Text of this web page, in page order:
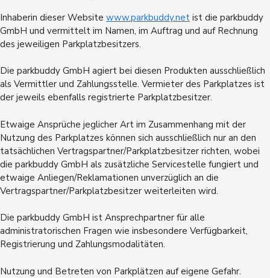
Inhaberin dieser Website www.parkbuddy.net ist die parkbuddy
GmbH und vermittelt im Namen, im Auftrag und auf Rechnung
des jeweiligen Parkplatzbesitzers.
Die parkbuddy GmbH agiert bei diesen Produkten ausschließlich
als Vermittler und Zahlungsstelle. Vermieter des Parkplatzes ist
der jeweils ebenfalls registrierte Parkplatzbesitzer.
Etwaige Ansprüche jeglicher Art im Zusammenhang mit der
Nutzung des Parkplatzes können sich ausschließlich nur an den
tatsächlichen Vertragspartner/Parkplatzbesitzer richten, wobei
die parkbuddy GmbH als zusätzliche Servicestelle fungiert und
etwaige Anliegen/Reklamationen unverzüglich an die
Vertragspartner/Parkplatzbesitzer weiterleiten wird.
Die parkbuddy GmbH ist Ansprechpartner für alle
administratorischen Fragen wie insbesondere Verfügbarkeit,
Registrierung und Zahlungsmodalitäten.
Nutzung und Betreten von Parkplätzen auf eigene Gefahr.